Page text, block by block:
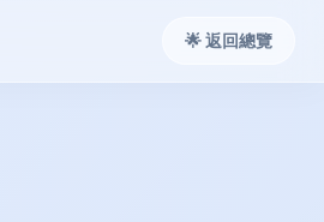
🌟 返回總覽